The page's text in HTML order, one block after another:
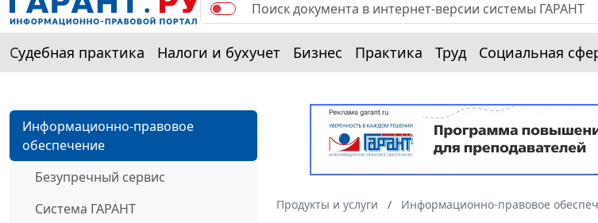
Судебная практика Налоги и бухучет Бизнес Практика Труд Социальная
Информационно-правовое
обеспечение
Безупречный сервис
Система ГАРАНТ
Продукты и услуги Информационно-правовое